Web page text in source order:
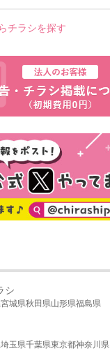
チラシを探す
シ
宮城県秋田県山形県福島県
埼玉県千葉県東京都神奈川県